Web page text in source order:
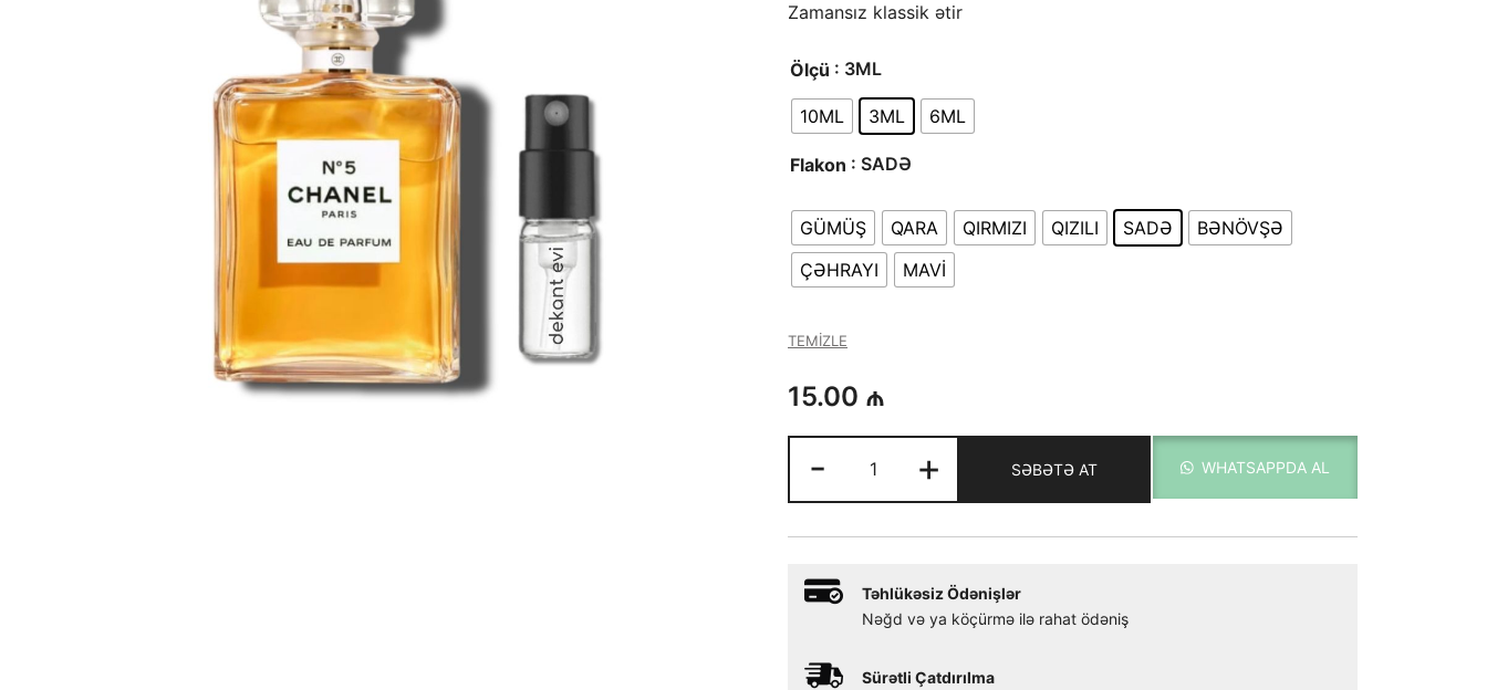
Zamansız klassik ətir
Ölçü : 3ML
10ML 3ML 6ML
Flakon : SADƏ
GÜMÜŞ QARA QIRMIZI QIZILI SADƏ
BƏNÖVŞƏ
ÇƏHRAYI
MAVİ
TEMIZLE
15.00 ₼
-
NO5
adet
+ SƏBƏTƏ AT WHATSAPPDA AL
Təhlükəsiz Ödənişlər
Nəğd və ya köçürmə ilə rahat ödəniş
Sürətli Çatdırılma